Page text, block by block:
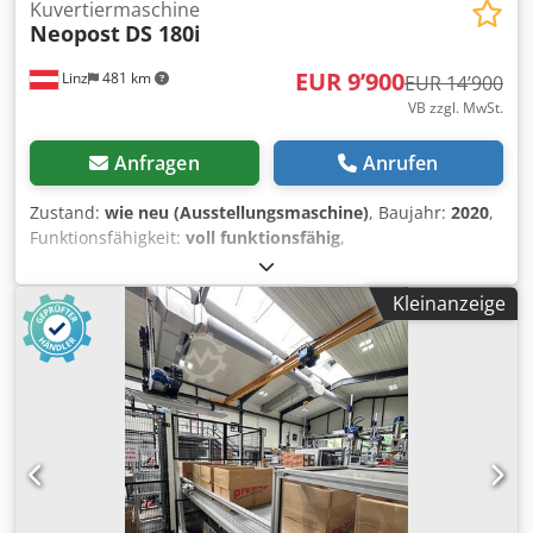
Linz 481 km
Kuvertiermaschine
Neopost DS 180i
EUR 9’900EUR 14’900
VB zzgl. MwSt.
Anfragen Anrufen
Zustand: wie neu (Ausstellungsmaschine), Baujahr: 2020,
Funktionsfähigkeit: voll funktionsfähig,
Maschinen-/Fahrzeugnummer:
Kuvertiermaschine aus Teststellung, praktisch NEU, kaum
genutzt, nur 17.245 Kuvertierungen am Zähler!!! Das Gerät
wurde von einem legitimierten Techniker vollständig
überprüft und befindet sich in einem absolut neuwertigen
und einwandfreien Zustand ohne Fehler. Inklusive
Ablageband! Technische Daten Max. Volumen (pro Monat)
180.000 Taktleistung bis zu 4.500 Umschläge/Std. optional
bis zu 5.500 Umschläge/Std. Sammelleistung
(Mehrfachabzug) bis zu 6.900 Blatt/Std. optional bis zu
9.400 Blatt/Std. Umschlagformate C6 (optional), DinLang,
Kleinanzeige